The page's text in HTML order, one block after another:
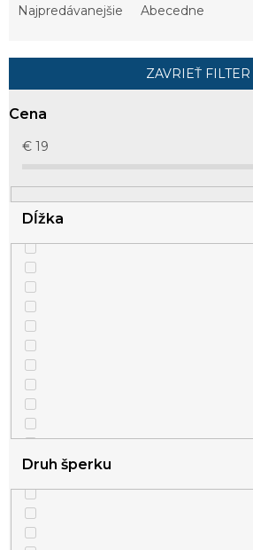
p
r
k
t
v
Najpredávanejšie Abecedne
ZAVRIEŤ FILTER
Cena
€ 19
Dĺžka
Druh šperku